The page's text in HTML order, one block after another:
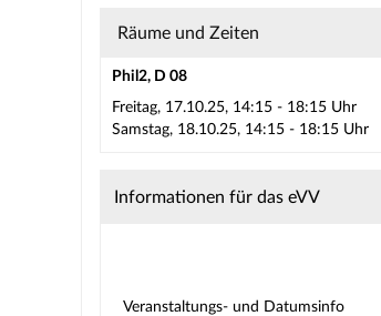
Räume und Zeiten
Phil2, D 08
Freitag, 17.10.25, 14:15 - 18:15 Uhr
Samstag, 18.10.25, 14:15 - 18:15 Uhr
Informationen für das eVV
Veranstaltungs- und Datumsinfo